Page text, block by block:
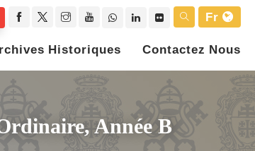
Fr
Historiques Contactez Nous
Année B